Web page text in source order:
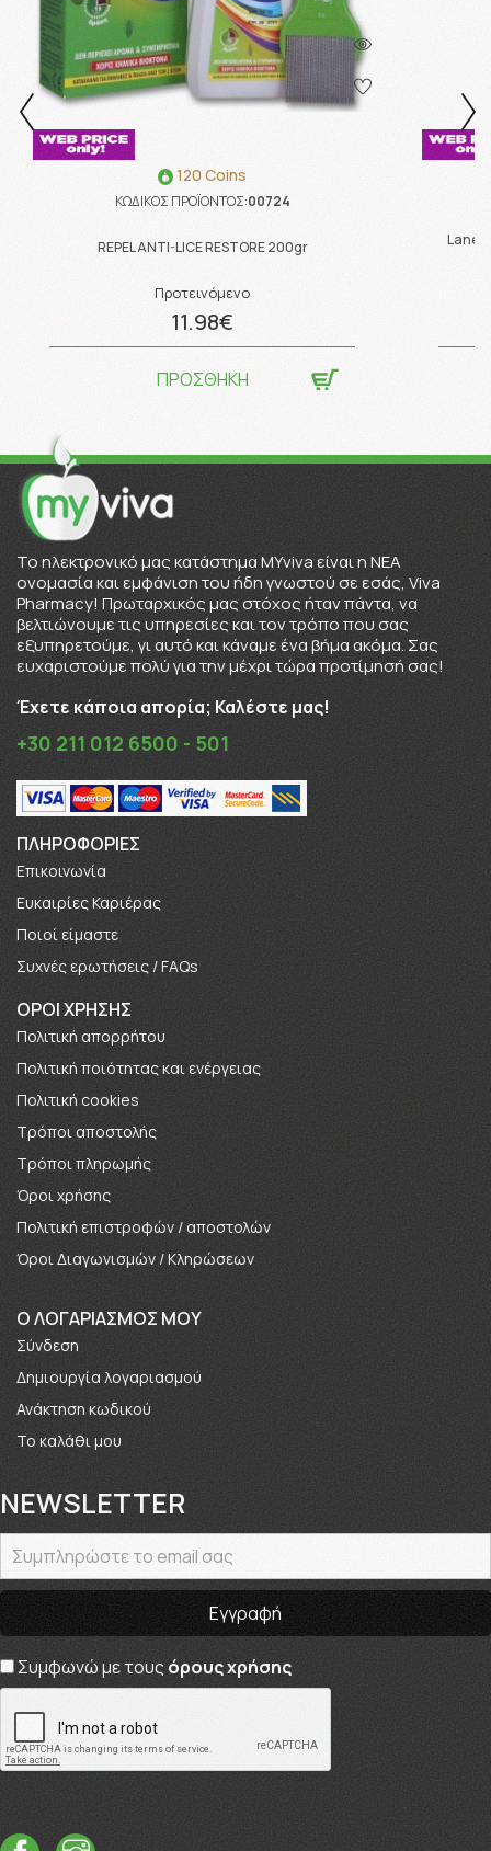
120 Coins
ΚΩΔΙΚΟΣ ΠΡΟΪΟΝΤΟΣ:00724
REPEL ANTI-LICE RESTORE 200gr
Προτεινόμενο
11.98€
ΠΡΟΣΘΗΚΗ
Lanes
To ηλεκτρονικό μας κατάστημα MYviva είναι η ΝΕΑ
ονομασία και εμφάνιση του ήδη γνωστού σε εσάς, Viva
Pharmacy! Πρωταρχικός μας στόχος ήταν πάντα, να
βελτιώνουμε τις υπηρεσίες και τον τρόπο που σας
εξυπηρετούμε, γι αυτό και κάναμε ένα βήμα ακόμα. Σας
ευχαριστούμε πολύ για την μέχρι τώρα προτίμησή σας!
Έχετε κάποια απορία; Καλέστε μας!
+30 211 012 6500 - 501
ΠΛΗΡΟΦΟΡΊΕΣ
Επικοινωνία
Ευκαιρίες Καριέρας
Πoιοί είμαστε
Συχνές ερωτήσεις / FAQs
ΟΡΟΙ ΧΡΗΣΗΣ
Πολιτική απορρήτου
Πολιτική ποιότητας και ενέργειας
Πολιτική cookies
Τρόποι αποστολής
Τρόποι πληρωμής
Όροι χρήσης
Πολιτική επιστροφών / αποστολών
Όροι Διαγωνισμών / Κληρώσεων
O ΛΟΓΑΡΙΑΣΜΟΣ ΜΟΥ
Σύνδεση
Δημιουργία λογαριασμού
Ανάκτηση κωδικού
Το καλάθι μου
NEWSLETTER
Συμφωνώ με τους όρους χρήσης